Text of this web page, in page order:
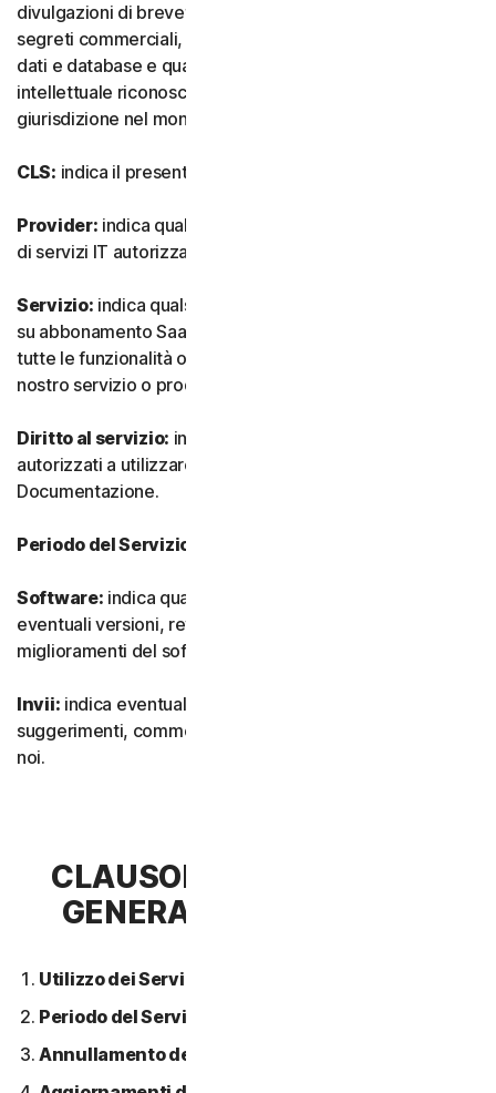
divulgazioni di brevetti), invenzioni, diritti d’autore,
segreti commerciali, diritti morali, know-how, diritti su
dati e database e qualsiasi altro diritto di proprietà
intellettuale riconosciuto in qualsiasi Paese o
giurisdizione nel mondo.
CLS: indica il presente Contratto di Licenza e Servizi.
Provider: indica qualsiasi nostro rivenditore o provider
di servizi IT autorizzato.
Servizio: indica qualsiasi nostro servizio o offerta basata
su abbonamento SaaS (software as-a-service) insieme a
tutte le funzionalità o servizi associati, nonché qualsiasi
nostro servizio o prodotto una tantum.
Diritto al servizio: indica il numero e il tipo di Dispositivi
autorizzati a utilizzare il Software, come specificato nella
Documentazione.
Periodo del Servizio:
Software: indica qualsiasi nostro software, inclusi
eventuali versioni, revisioni, aggiornamenti o
miglioramenti del software.
Invii: indica eventuali feedback, recensioni,
suggerimenti, commenti o idee relativi ai Servizi inviati a
noi.
CLAUSOLA 2 - CONDIZIONI
GENERALI DEL SERVIZIO
Utilizzo dei Servizi.
Periodo del Servizio.
Annullamento del Servizio.